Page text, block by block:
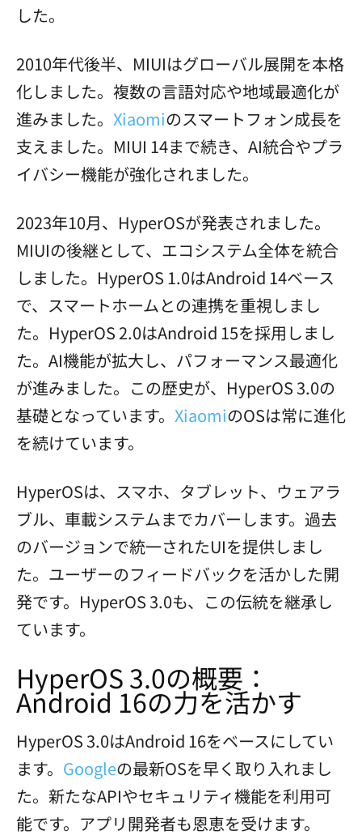
した。
2010年代後半、MIUIはグローバル展開を本格
化しました。複数の言語対応や地域最適化が
進みました。 Xiaomiのスマートフォン成長を
支えました。MIUI 14まで続き、AI統合やプラ
イバシー機能が強化されました。
2023年10月、HyperOSが発表されました。
MIUIの後継として、エコシステム全体を統合
しました。HyperOS 1.0はAndroid 14ベース
で、スマートホームとの連携を重視しまし
た。HyperOS 2.0はAndroid 15を採用しまし
た。AI機能が拡大し、パフォーマンス最適化
が進みました。この歴史が、HyperOS 3.0の
基礎となっています。 XiaomiのOSは常に進化
を続けています。
HyperOSは、スマホ、タブレット、ウェアラ
ブル、車載システムまでカバーします。過去
のバージョンで統一されたUIを提供しまし
た。ユーザーのフィードバックを活かした開
発です。HyperOS 3.0も、この伝統を継承し
ています。
HyperOS 3.0の概要：
Android 16の力を活かす
HyperOS 3.0はAndroid 16をベースにしてい
ます。 Googleの最新OSを早く取り入れまし
た。新たなAPIやセキュリティ機能を利用可
能です。アプリ開発者も恩恵を受けます。